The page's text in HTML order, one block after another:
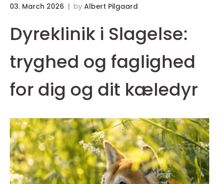
03. March 2026 by Albert Pilgaard
Dyreklinik i Slagelse:
tryghed og faglighed
for dig og dit kæledyr